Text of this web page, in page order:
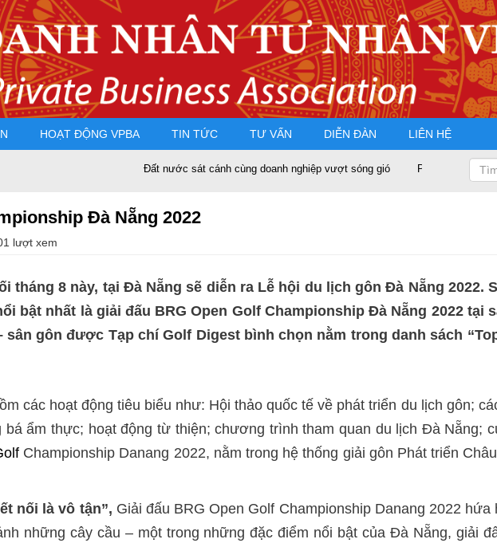
HOẠT ĐỘNG VPBA TIN TỨC TƯ VẤN DIỄN ĐÀN LIÊN HỆ
Đất nước sát cánh cùng doanh nghiệp vượt sóng gió PGS.TS Nguyễn
Đà Nẵng 2022
lượt xem
tháng 8 này, tại Đà Nẵng sẽ diễn ra Lễ hội du lịch gôn Đà Nẵng 2022.
bật nhất là giải đấu BRG Open Golf Championship Đà Nẵng 2022 tại
sân gôn được Tạp chí Golf Digest bình chọn nằm trong danh sách
các hoạt động tiêu biểu như: Hội thảo quốc tế về phát triển du lịch gôn;
ẩm thực; hoạt động từ thiện; chương trình tham quan du lịch Đà Nẵng;
Championship Danang 2022, nằm trong hệ thống giải gôn Phát triển
nối là vô tận”, Giải đấu BRG Open Golf Championship Danang 2022 hứa
những cây cầu – một trong những đặc điểm nổi bật của Đà Nẵng, giải